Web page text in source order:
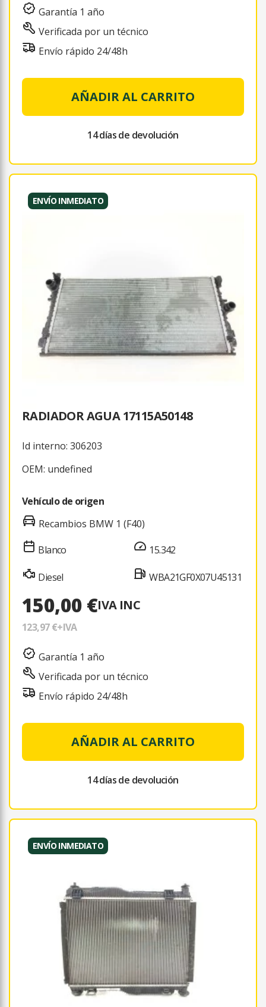
Garantía 1 año
Verificada por un técnico
Envío rápido 24/48h
AÑADIR AL CARRITO
14 días de devolución
ENVÍO INMEDIATO
RADIADOR AGUA 17115A50148
Id interno: 306203
OEM: undefined
Vehículo de origen
Recambios BMW 1 (F40)
Blanco
Diesel
15.342
WBA21GF0X07U45131
150,00 €IVA INC
123,97 €+IVA
Garantía 1 año
Verificada por un técnico
Envío rápido 24/48h
AÑADIR AL CARRITO
14 días de devolución
ENVÍO INMEDIATO